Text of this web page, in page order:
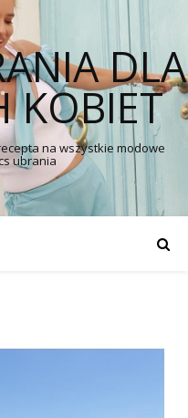
DLA
KOBIET
na wszystkie modowe
ubrania